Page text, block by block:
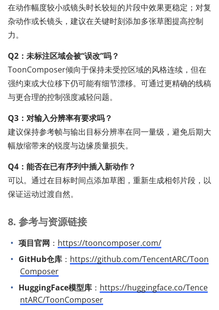
在动作幅度较小或镜头时长较短的片段中效果更稳定；对复
杂动作或长镜头，建议在关键时刻添加多张草图提高控制
力。
Q2：未标注区域会被“误改”吗？
ToonComposer倾向于保持未受控区域的风格连续，但在
强约束或大位移下仍可能有细节漂移。可通过更精确的线稿
与更合理的控制强度减轻问题。
Q3：对输入分辨率有要求吗？
建议保持参考帧与输出目标分辨率在同一量级，避免后期大
幅放缩带来的锐度与边缘质量损失。
Q4：能否在已有序列中插入新动作？
可以。通过在目标时间点添加草图，重新生成相邻片段，以
保证运动过渡自然。
8. 参考与资源链接
项目官网 ： https://tooncomposer.com/
GitHub仓库： https://github.com/TencentARC/Toon
Composer
HuggingFace模型库： https://huggingface.co/Tence
ntARC/ToonComposer